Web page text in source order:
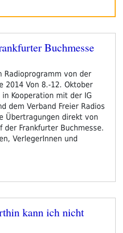
Buchmesse
Radioprogramm von der
2014 Von 8.-12. Oktober
Kooperation mit der IG
dem Verband Freier Radios
Übertragungen direkt von
der Frankfurter Buchmesse.
VerlegerInnen und
kann ich nicht